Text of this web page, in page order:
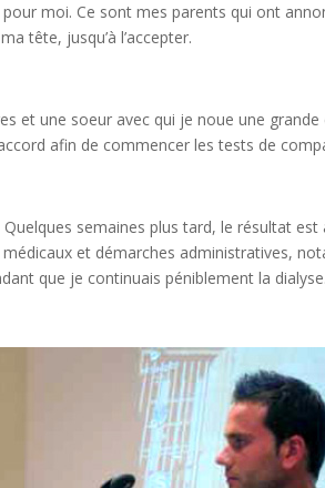
pour moi. Ce sont mes parents qui ont
tête, jusqu’à l’accepter.
et une soeur avec qui je noue une
afin de commencer les tests de
semaines plus tard, le résultat est
et démarches administratives,
que je continuais péniblement la dialyse.